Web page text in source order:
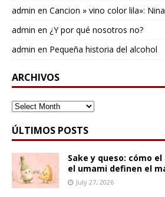
admin en Cancion » vino color lila»:
admin en ¿Y por qué nosotros no?
admin en Pequeña historia del alcohol
ARCHIVOS
ARCHIVOS
ÚLTIMOS POSTS
Sake y queso: cómo
el umami definen el
July 27, 2026